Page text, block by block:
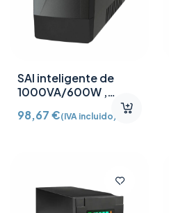
SAI inteligente de
1000VA/600W ,
light230VAC, 50HZ»
98,67€(IVA incluido)